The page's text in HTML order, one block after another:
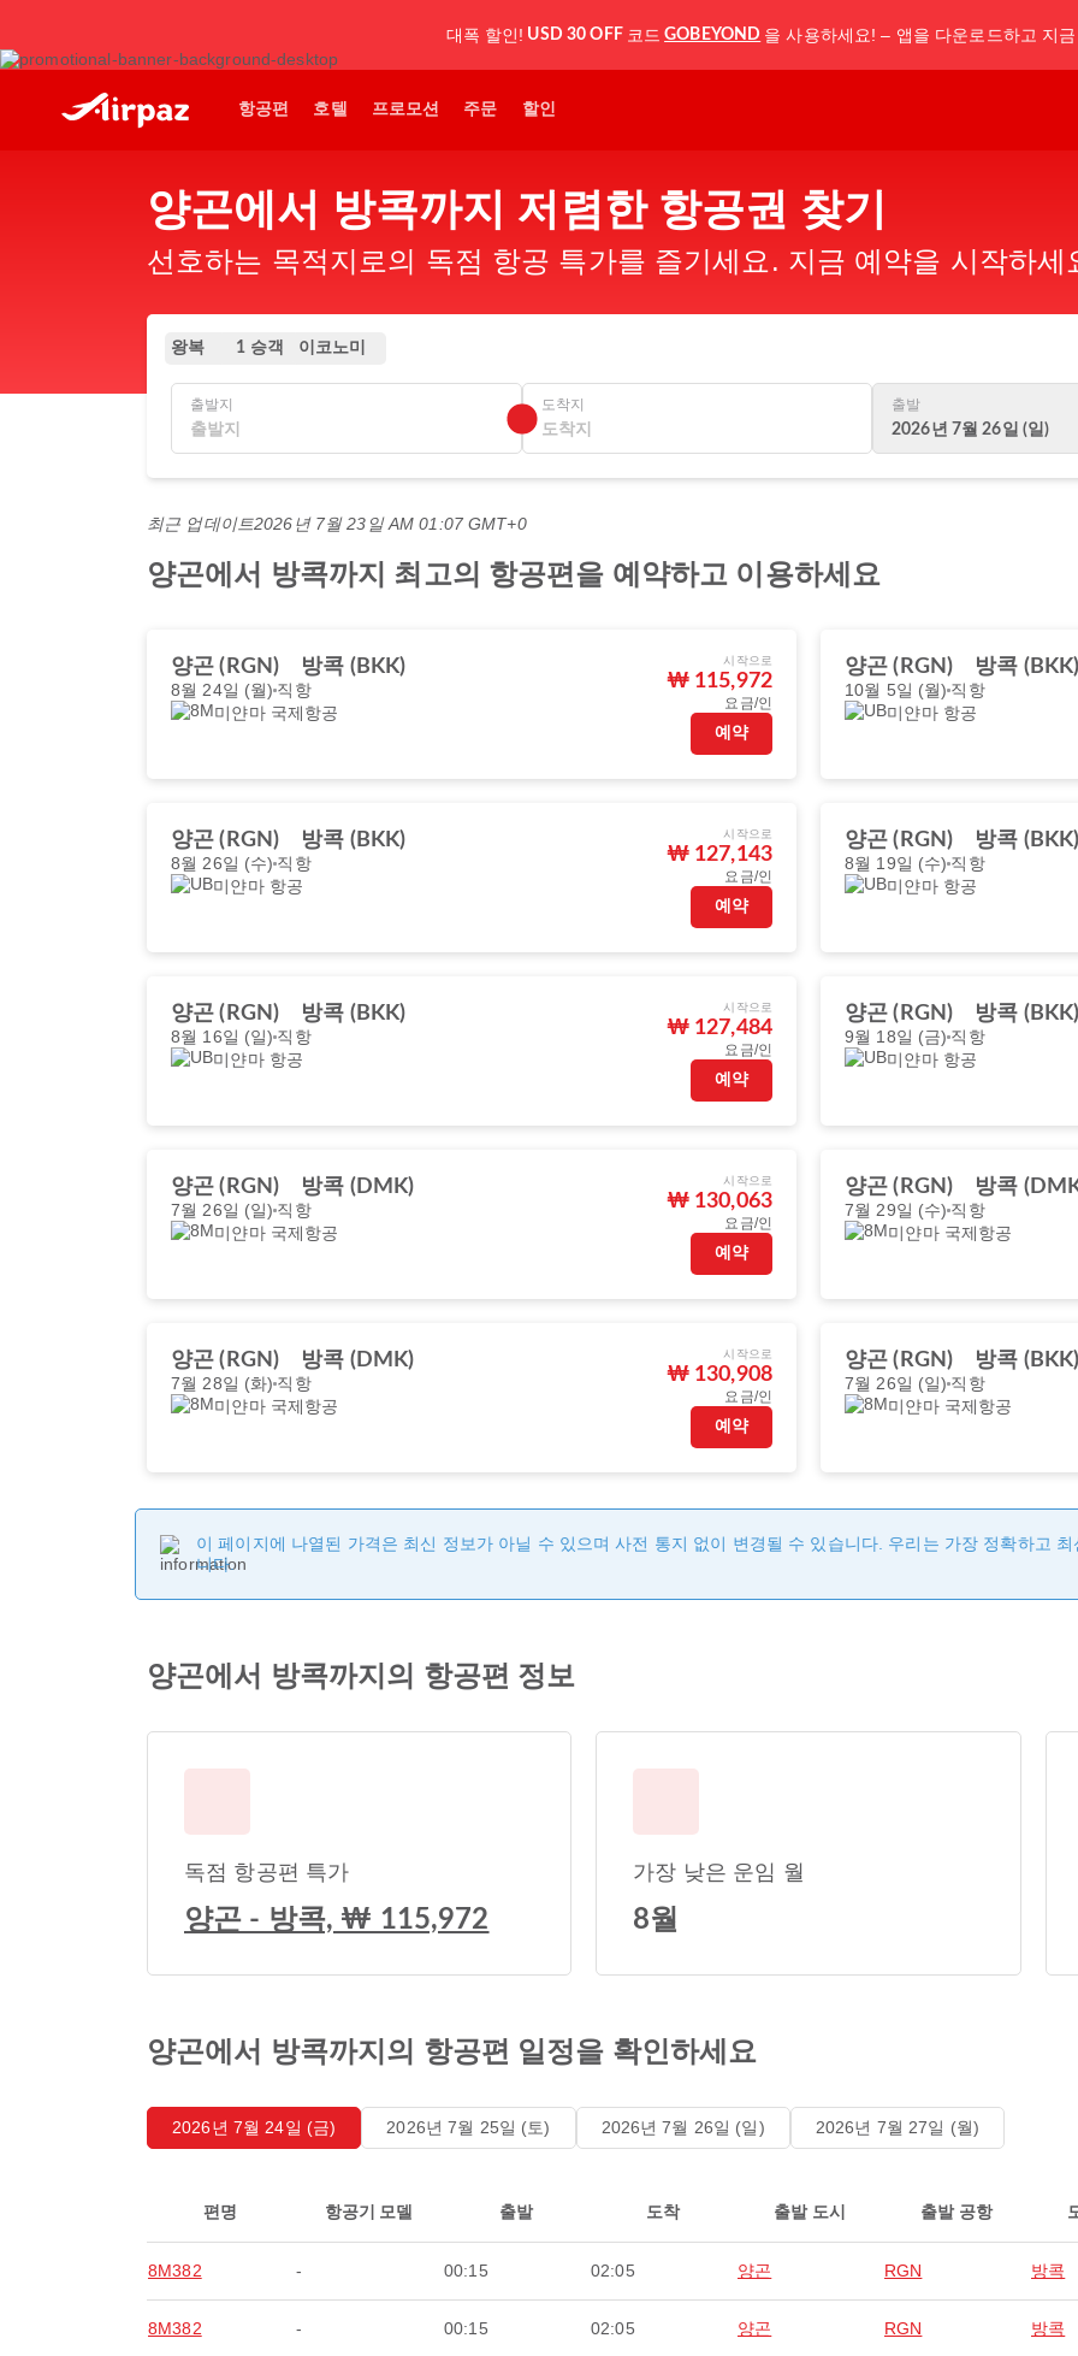
대폭 할인! USD 30 OFF 코드 GOBEYOND 을 사용하세요! – 앱을 다운로드하고 지
항공편 호텔 프로모션 주문 할인
양곤에서 방콕까지 저렴한 항공권 찾기
선호하는 목적지로의 독점 항공 특가를 즐기세요. 지금 예약을 시작하세
왕복 1 승객 이코노미
출발지 도착지
출발
2026년 7월 26일 (일)
최근 업데이트2026년 7월 23일 AM 01:07 GMT+0
양곤에서 방콕까지 최고의 항공편을 예약하고 이용하세요
양곤 (RGN) 방콕 (BKK)
8월 24일 (월) 직항
미얀마 국제항공
시작으로
₩ 115,972
요금/인
예약
양곤 (RGN) 방콕 (BKK)
10월 5일 (월) 직항
미얀마 항공
양곤 (RGN) 방콕 (BKK)
8월 26일 (수) 직항
미얀마 항공
시작으로
₩ 127,143
요금/인
예약
양곤 (RGN) 방콕 (BKK)
8월 19일 (수) 직항
미얀마 항공
양곤 (RGN) 방콕 (BKK)
8월 16일 (일) 직항
미얀마 항공
시작으로
₩ 127,484
요금/인
예약
양곤 (RGN) 방콕 (BKK)
9월 18일 (금) 직항
미얀마 항공
양곤 (RGN) 방콕 (DMK)
7월 26일 (일) 직항
미얀마 국제항공
시작으로
₩ 130,063
요금/인
예약
양곤 (RGN) 방콕
7월 29일 (수) 직항
미얀마 국제항공
양곤 (RGN) 방콕 (DMK)
7월 28일 (화) 직항
미얀마 국제항공
시작으로
₩ 130,908
요금/인
예약
양곤 (RGN) 방콕 (BKK)
7월 26일 (일) 직항
미얀마 국제항공
이 페이지에 나열된 가격은 최신 정보가 아닐 수 있으며 사전 통지 없이 변경될 수 있습니다. 우리는 가장 정확하고
니다.
양곤에서 방콕까지의 항공편 정보
독점 항공편 특가
양곤 - 방콕, ₩ 115,972
가장 낮은 운임 월
8월
양곤에서 방콕까지의 항공편 일정을 확인하세요
2026년 7월 24일 (금) 2026년 7월 25일 (토) 2026년 7월 26일 (일) 2026년 7월 27일 (월)
편명 항공기 모델 출발 도착 출발 도시 출발 공항
8M382 - 00:15 02:05 양곤 RGN 방콕
8M382 - 00:15 02:05 양곤 RGN 방콕